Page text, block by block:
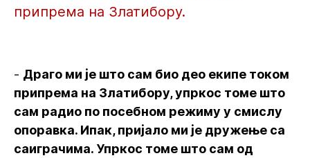
припрема на Златибору.
- Драго ми је што сам био део екипе током
припрема на Златибору, упркос томе што
сам радио по посебном режиму у смислу
опоравка. Ипак, пријало ми је дружење са
саиграчима. Упркос томе што сам од